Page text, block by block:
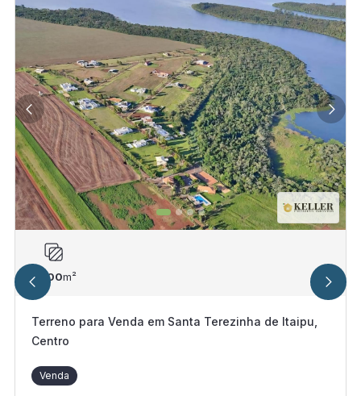
1.500m²
Terreno para Venda em Santa Terezinha de Itaipu,
Centro
Venda